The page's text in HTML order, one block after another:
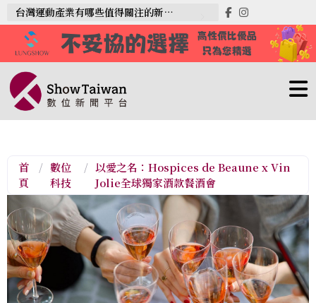
台灣運動產業有哪些值得關注的新趨勢？
首
頁
/ 數位
科技
/ 以愛之名：Hospices de Beaune x Vin
Jolie全球獨家酒款餐酒會